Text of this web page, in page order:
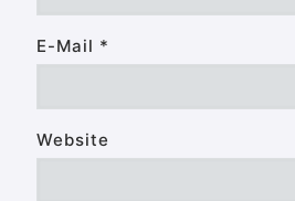
E-Mail *
Website